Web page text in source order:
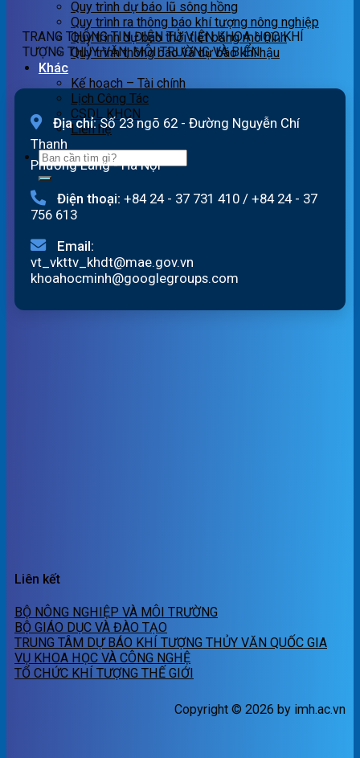
Quy trình dự báo lũ sông hồng
Quy trình ra thông báo khí tượng nông nghiệp
Quy trình dự báo thời tiết bằng mô hình
Quy trình thông báo và dự báo khí hậu
Khác
Kế hoạch – Tài chính
Lịch Công Tác
CSDL KHCN
Liên hệ
quét
07h
ngày
07/8/2026
TRANG THÔNG TIN ĐIỆN TỬ VIỆN KHOA HỌC KHÍ
TƯỢNG THỦY VĂN, MÔI TRƯỜNG VÀ BIỂN
Địa chỉ:Số 23 ngõ 62 - Đường Nguyễn Chí
Thanh
Phường Láng - Hà Nội
Điện thoại: +84 24 - 37 731 410 / +84 24 - 37
756 613
Email:
vt_vkttv_khdt@mae.gov.vn
khoahocminh@googlegroups.com
Liên kết
BỘ NÔNG NGHIỆP VÀ MÔI TRƯỜNG
BỘ GIÁO DỤC VÀ ĐÀO TẠO
TRUNG TÂM DỰ BÁO KHÍ TƯỢNG THỦY VĂN QUỐC GIA
VỤ KHOA HỌC VÀ CÔNG NGHỆ
TỔ CHỨC KHÍ TƯỢNG THẾ GIỚI
Copyright © 2026 by imh.ac.vn